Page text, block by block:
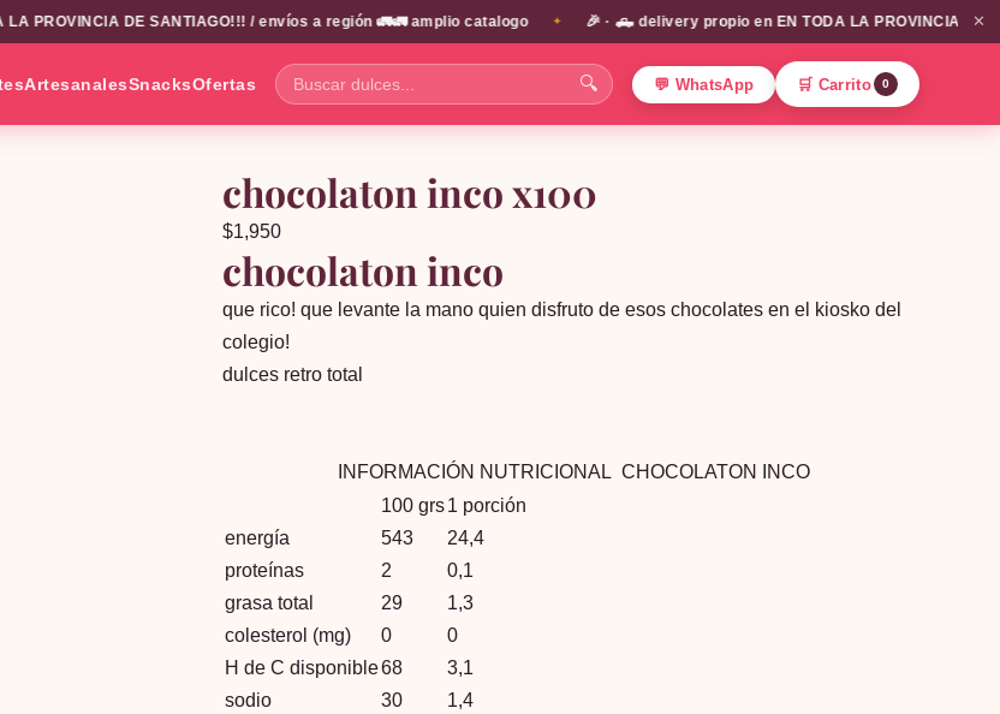
DE SANTIAGO!!! / envíos a región 🚛🚛 amplio catalogo ✦ 🎉 · 🛻 delivery propio en EN TODA LA PROVINCIA DE ✕
ArtesanalesSnacksOfertas
Buscar
dulces...
🔍 💬 WhatsApp 🛒 Carrito 0
chocolaton inco x100
$1,950
chocolaton inco
que rico! que levante la mano quien disfruto de esos chocolates en el kiosko del
colegio!
dulces retro total
INFORMACIÓN NUTRICIONAL CHOCOLATON INCO
100 grs1 porción
energía
543
24,4
proteínas
2
0,1
grasa total
29
1,3
colesterol (mg)
0
0
H de C disponible68
3,1
sodio
30 1,4